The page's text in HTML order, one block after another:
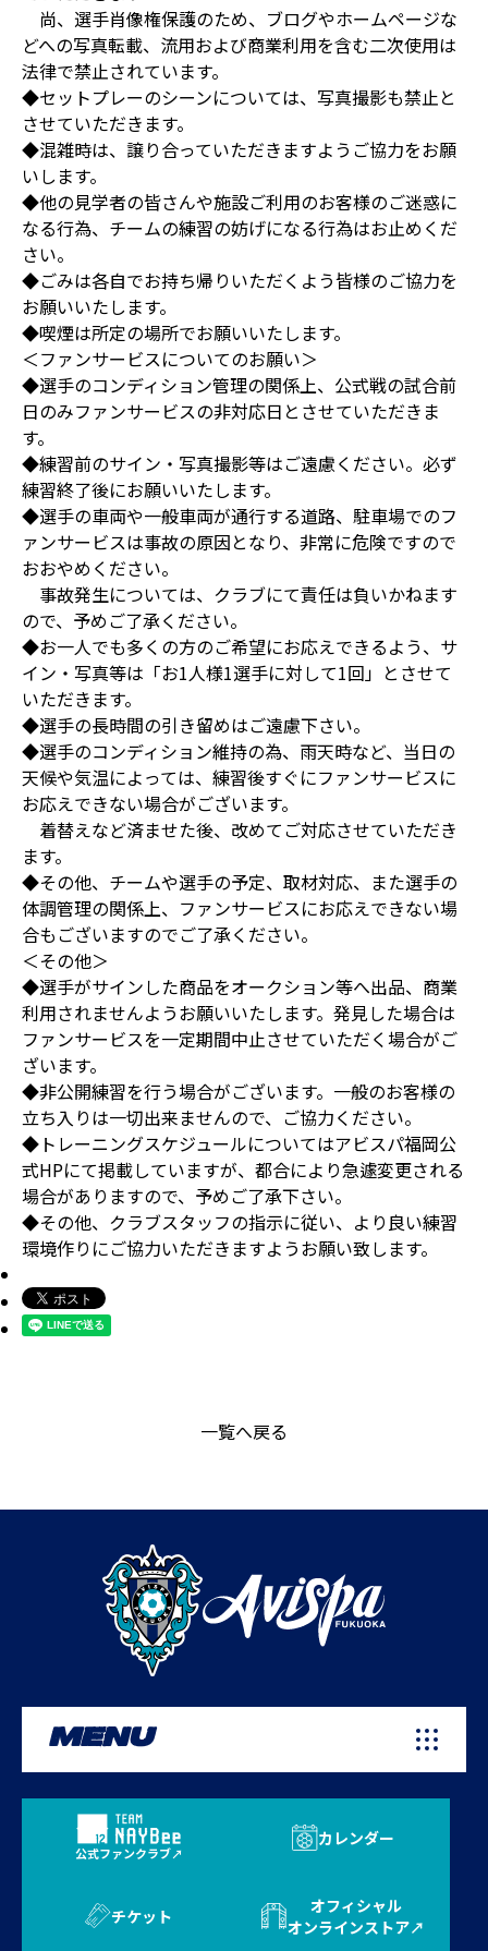
尚、選手肖像権保護のため、ブログやホームページな
どへの写真転載、流用および商業利用を含む二次使用は
法律で禁止されています。
◆セットプレーのシーンについては、写真撮影も禁止と
させていただきます。
◆混雑時は、譲り合っていただきますようご協力をお願
いします。
◆他の見学者の皆さんや施設ご利用のお客様のご迷惑に
なる行為、チームの練習の妨げになる行為はお止めくだ
さい。
◆ごみは各自でお持ち帰りいただくよう皆様のご協力を
お願いいたします。
◆喫煙は所定の場所でお願いいたします。
＜ファンサービスについてのお願い＞
◆選手のコンディション管理の関係上、公式戦の試合前
日のみファンサービスの非対応日とさせていただきま
す。
◆練習前のサイン・写真撮影等はご遠慮ください。必ず
練習終了後にお願いいたします。
◆選手の車両や一般車両が通行する道路、駐車場でのフ
ァンサービスは事故の原因となり、非常に危険ですので
おおやめください。
事故発生については、クラブにて責任は負いかねます
ので、予めご了承ください。
◆お一人でも多くの方のご希望にお応えできるよう、サ
イン・写真等は「お1人様1選手に対して1回」とさせて
いただきます。
◆選手の長時間の引き留めはご遠慮下さい。
◆選手のコンディション維持の為、雨天時など、当日の
天候や気温によっては、練習後すぐにファンサービスに
お応えできない場合がございます。
着替えなど済ませた後、改めてご対応させていただき
ます。
◆その他、チームや選手の予定、取材対応、また選手の
体調管理の関係上、ファンサービスにお応えできない場
合もございますのでご了承ください。
＜その他＞
◆選手がサインした商品をオークション等へ出品、商業
利用されませんようお願いいたします。発見した場合は
ファンサービスを一定期間中止させていただく場合がご
ざいます。
◆非公開練習を行う場合がございます。一般のお客様の
立ち入りは一切出来ませんので、ご協力ください。
◆トレーニングスケジュールについてはアビスパ福岡公
式HPにて掲載していますが、都合により急遽変更される
場合がありますので、予めご了承下さい。
◆その他、クラブスタッフの指示に従い、より良い練習
環境作りにご協力いただきますようお願い致します。
一覧へ戻る
MENU
公式ファンクラブ
カレンダー
チケット
オフィシャル
オンラインストア